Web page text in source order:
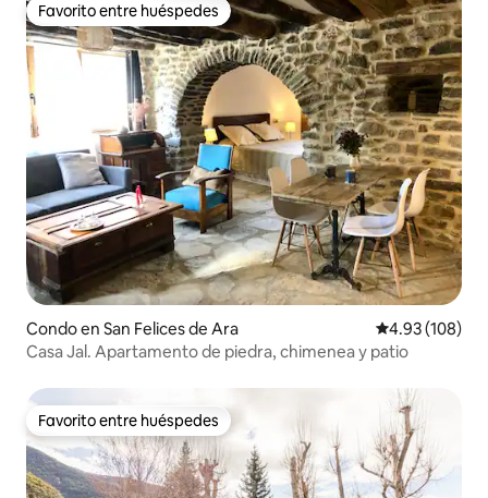
Favorito entre huéspedes
Favorito entre huéspedes
Condo en San Felices de Ara Calificación
4.93 (108)
Casa Jal. Apartamento de piedra, chimenea y patio
Favorito entre huéspedes
Favorito entre huéspedes